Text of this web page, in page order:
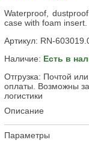
Waterproof,
case with foam insert.
Артикул: RN-
Наличие: Есть в
Отгрузка: Почтой
оплаты. Возможны
логистики
Описание
Параметры